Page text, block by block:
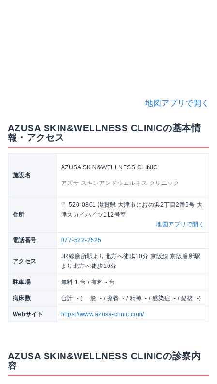
地図アプリで開く
AZUSA SKIN&WELLNESS CLINICの基本情
報・アクセス
施設名
AZUSA SKIN&WELLNESS CLINIC
アズサ スキンアンドウエルネス クリニック
住所
〒 520-0801 滋賀県 大津市におの浜2丁目2番5号 大
津スカイハイツ112号室
地図アプリで開く
電話番号 077-522-2525
アクセス
JR線膳所駅より北方へ徒歩10分 京阪線 京阪膳所駅
より北方へ徒歩10分
駐車場 無料 1 台 / 有料 - 台
病床数 合計: - ( 一般: - / 療養: - / 精神: - / 感染症: - / 結核: -)
Webサイト https://www.azusa-clinic.com/
AZUSA SKIN&WELLNESS CLINICの診察内
容